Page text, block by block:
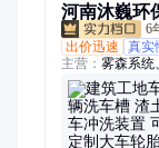
河南沐巍环
6
出价迅速
真实
主营： 雾森系统
卸料口洗车机